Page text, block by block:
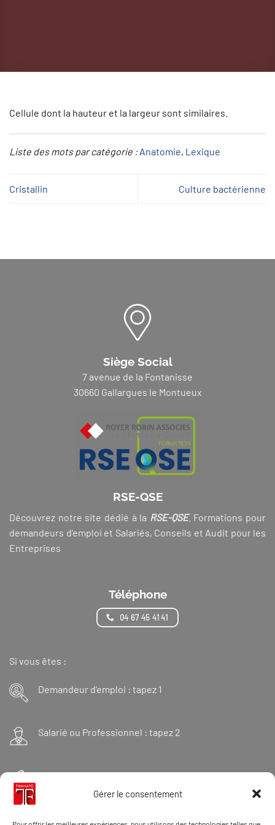
Gérer le consentement
Cellule dont la hauteur et la largeur sont similaires.
Liste des mots par catégorie : Anatomie, Lexique
Cristallin Culture bactérienne
Siège Social
7 avenue de la Fontanisse
30660 Gallargues le Montueux
RSE-QSE
Découvrez notre site dédié à la RSE-QSE. Formations pour
demandeurs d’emploi et Salariés, Conseils et Audit pour les
Entreprises
Téléphone
04 67 45 41 41
Si vous êtes :
Demandeur d’emploi : tapez 1
Salarié ou Professionnel : tapez 2
Financeur : tapez 3
Et « 98 » pour une formation Thanatopraxie